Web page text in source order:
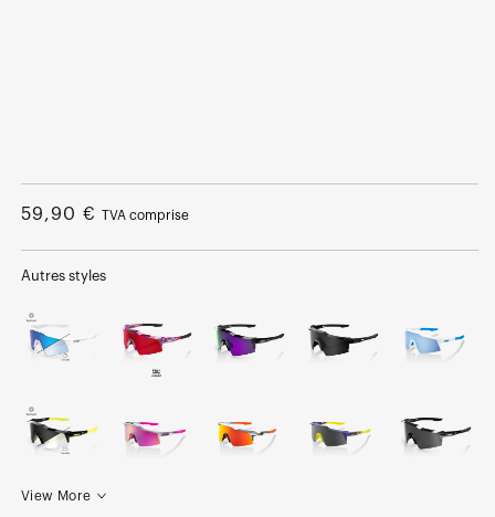
le
média
1
une
fenêtre
modale
Prix
59,90 € TVA comprise
Autres styles
View More